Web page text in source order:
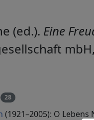
(ed.). Eine
28
(1921–2005): O Lebens